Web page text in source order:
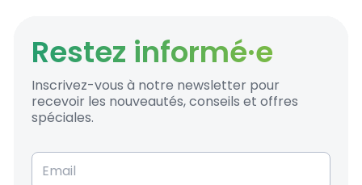
12. Septembre 2024)
Les traitements du diabète,
diabete, (Abrufdatum: 12. Septembre 2024)
Les traitements médicamenteux du
diabète de l'adulte,
traitement/traitements-medicamenteux,
(Abrufdatum: 12. Septembre 2024)
Restez informé·e
Inscrivez-vous à notre newsletter pour
recevoir les nouveautés, conseils et offres
spéciales.